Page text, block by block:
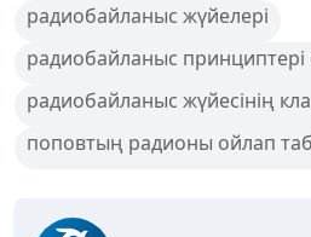
радиобайланыс жүйелері
радиобайланыс принциптері
радиобайланыс жүйесінің
поповтың радионы ойлап